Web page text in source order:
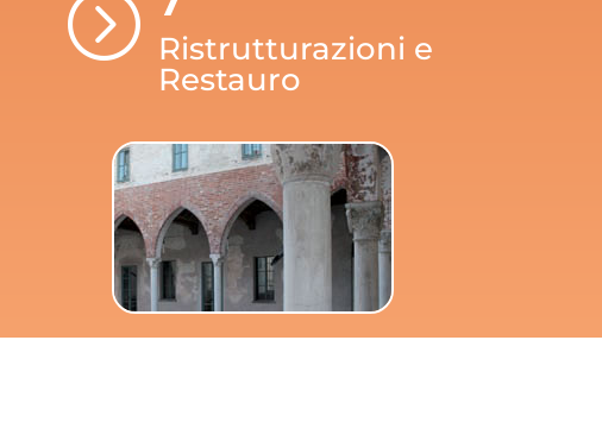
= Ristrutturazioni e
Restauro